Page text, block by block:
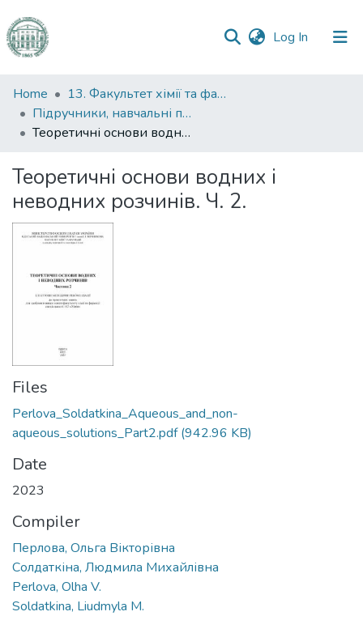
Log In (current)
Communities
&
Collections
Statistics
Home
13. Факультет хімії та фармації
Підручники, навчальні посібники та інші науково- та навчально-методичні праці ФХФ
Теоретичні основи водних і неводних розчинів. Ч. 2.
Теоретичні основи водних і
неводних розчинів. Ч. 2.
Files
Perlova_Soldatkina_Aqueous_and_non-
aqueous_solutions_Part2.pdf(942.96 KB)
Date
2023
Compiler
Перлова, Ольга Вікторівна
Солдаткіна, Людмила Михайлівна
Perlova, Olha V.
Soldatkina, Liudmyla M.